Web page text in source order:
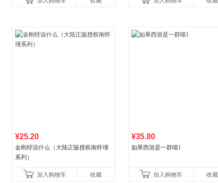
国青年出版社
¥25.20
金刚经说什么（大陆正版授权南怀瑾
系列）
加入购物车 收藏
¥35.80
如果西游是一群喵1
加入购物车 收藏